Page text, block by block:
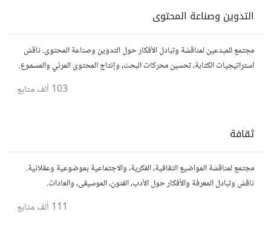
التدوين وصناعة المحتوى
مجتمع للمبدعين لمناقشة وتبادل الأفكار حول التدوين وصناعة المحتوى. ناقش
استراتيجيات الكتابة، تحسين محركات البحث، وإنتاج المحتوى المرئي والمسموع.
103 ألف متابع
ثقافة
مجتمع لمناقشة المواضيع الثقافية، الفكرية، والاجتماعية بموضوعية وعقلانية.
ناقش وتبادل المعرفة والأفكار حول الأدب، الفنون، الموسيقى، والعادات.
111 ألف متابع